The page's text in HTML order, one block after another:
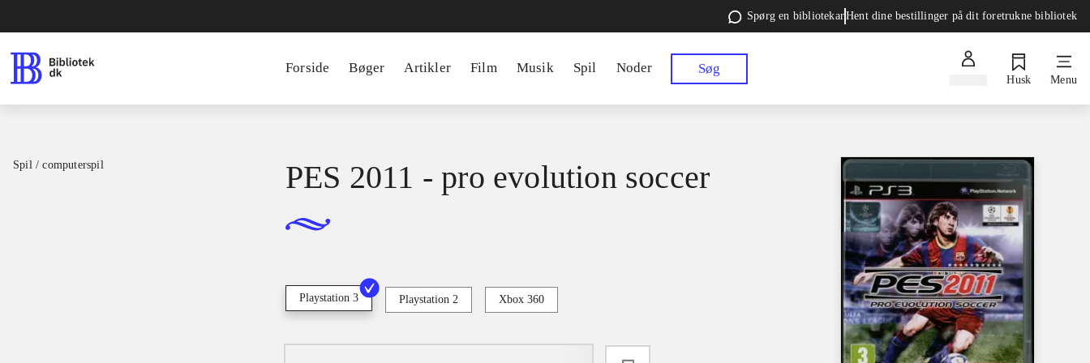
Spørg en bibliotekarHent dine bestillinger på dit foretrukne bibliotek
Forside Bøger Artikler Film Musik Spil Noder Søg
Husk Menu
Spil / computerspil PES 2011 - pro evolution soccer
Playstation 3 Playstation 2 Xbox 360